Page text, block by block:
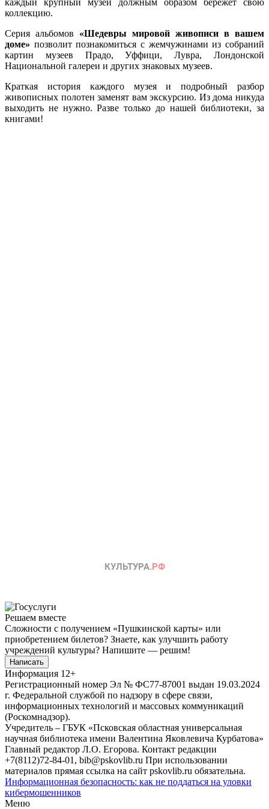
коллекцию.
Серия альбомов «Шедевры мировой живописи в вашем
доме» позволит познакомиться с жемчужинами из собраний
картин музеев Прадо, Уффици, Лувра, Лондонской
Национальной галереи и других знаковых музеев.
Краткая история каждого музея и подробный разбор
живописных полотен заменят вам экскурсию. Из дома никуда
выходить не нужно. Разве только до нашей библиотеки, за
книгами!
Решаем вместе
Сложности с получением «Пушкинской карты» или
приобретением билетов? Знаете, как улучшить работу
учреждений культуры? Напишите — решим!
Написать
Информация 12+
Регистрационный номер Эл № ФС77-87001 выдан 19.03.2024
г. Федеральной службой по надзору в сфере связи,
информационных технологий и массовых коммуникаций
(Роскомнадзор).
Учредитель – ГБУК «Псковская областная универсальная
научная библиотека имени Валентина Яковлевича Курбатова»
Главный редактор Л.О. Егорова. Контакт редакции
+7(8112)72-84-01, bib@pskovlib.ru При использовании
материалов прямая ссылка на сайт pskovlib.ru обязательна.
Информационная безопасность: как не поддаться на уловки
кибермошенников
Меню